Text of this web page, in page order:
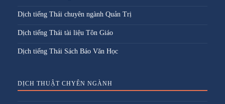
Dịch tiếng Thái chuyên ngành Quản Trị
Dịch tiếng Thái tài liệu Tôn Giáo
Dịch tiếng Thái Sách Báo Văn Học
DỊCH THUẬT CHYÊN NGÀNH